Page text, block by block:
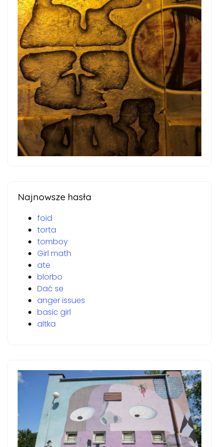
Najnowsze hasła
foid
torta
tomboy
Girl math
ate
blorbo
Dać se
anger issues
basic girl
altka